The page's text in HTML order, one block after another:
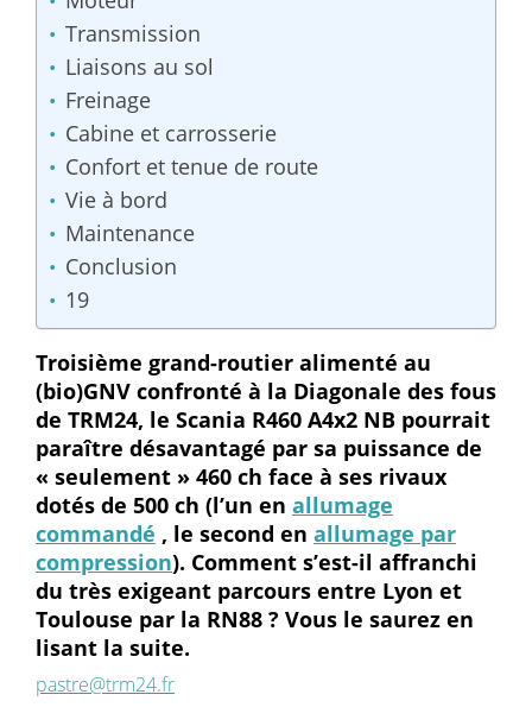
Transmission
Liaisons au sol
Freinage
Cabine et carrosserie
Confort et tenue de route
Vie à bord
Maintenance
Conclusion
19
Troisième grand-routier alimenté au
(bio)GNV confronté à la Diagonale des fous
de TRM24, le Scania R460 A4x2 NB pourrait
paraître désavantagé par sa puissance de
« seulement » 460 ch face à ses rivaux
dotés de 500 ch (l’un en allumage
commandé , le second en allumage par
compression). Comment s’est-il affranchi
du très exigeant parcours entre Lyon et
Toulouse par la RN88 ? Vous le saurez en
lisant la suite.
pastre@trm24.fr